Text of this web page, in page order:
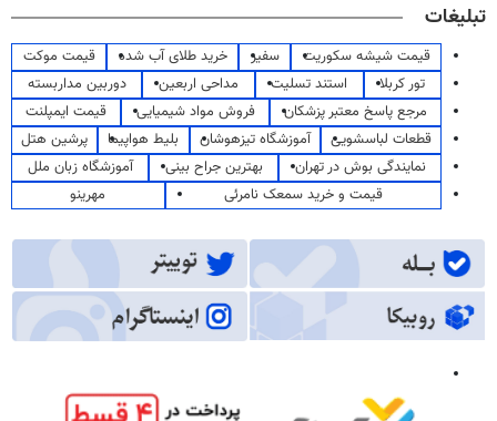
تبلیغات
قیمت شیشه سکوریت سفیر خرید طلای آب شده
قیمت موکت
تور کربلا
استند تسلیت مداحی اربعین
دوربین مداربسته
مرجع پاسخ معتبر پزشکان
فروش مواد شیمیایی
قیمت ایمپلنت
قطعات لباسشویی
آموزشگاه تیزهوشان بلیط هواپیما
پرشین هتل
نمایندگی بوش در تهران
بهترین جراح بینی
آموزشگاه زبان ملل
قیمت و خرید سمعک نامرئی
مهرینو